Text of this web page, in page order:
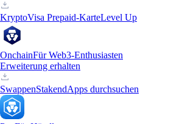
KryptoVisa Prepaid-KarteLevel Up
OnchainFür Web3-Enthusiasten
Erweiterung erhalten
SwappenStakendApps durchsuchen